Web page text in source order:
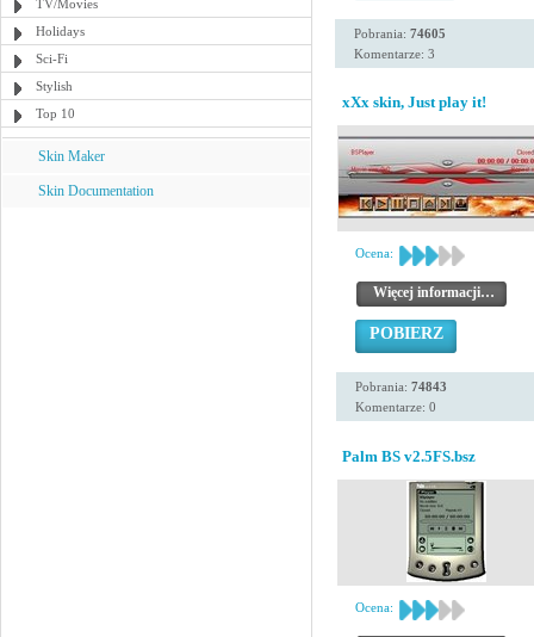
TV/Movies
Holidays
Sci-Fi
Stylish
Top 10
Skin Maker
Skin Documentation
Pobrania: 74605
Komentarze: 3
xXx skin, Just play it!
Ocena:
Więcej informacji…
POBIERZ
Pobrania: 74843
Komentarze: 0
Palm BS v2.5FS.bsz
Ocena: